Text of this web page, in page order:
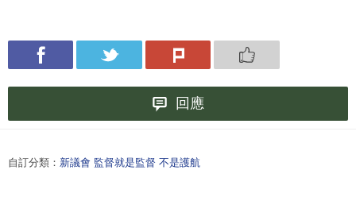
回應
自訂分類： 新議會 監督就是監督 不是護航